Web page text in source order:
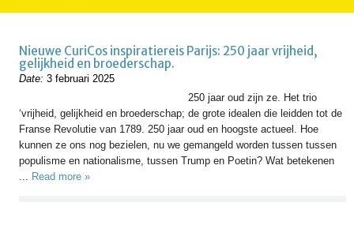
Nieuwe CuriCos inspiratiereis Parijs: 250 jaar vrijheid,
gelijkheid en broederschap.
Date: 3 februari 2025
250 jaar oud zijn ze. Het trio
‘vrijheid, gelijkheid en broederschap; de grote idealen die leidden tot de
Franse Revolutie van 1789. 250 jaar oud en hoogste actueel. Hoe
kunnen ze ons nog bezielen, nu we gemangeld worden tussen tussen
populisme en nationalisme, tussen Trump en Poetin? Wat betekenen
... Read more »